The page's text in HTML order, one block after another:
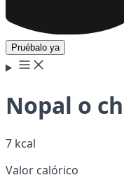
Pruébalo ya
Nopal o
7 kcal
Valor calórico